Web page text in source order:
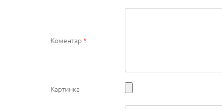
Коментар*
Картинка